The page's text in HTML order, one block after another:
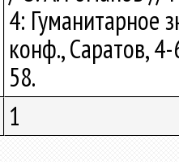
4: Гуманитарное
конф., Саратов,
58.
1